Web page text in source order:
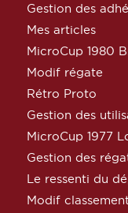
Gestion des
Mes articles
MicroCup 1980
Modif régate
Rétro Proto
Gestion des
MicroCup 1977
Gestion des
Le ressenti du
Modif